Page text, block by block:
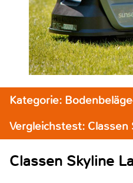
Kategorie:
Vergleichstest: Classen
Classen Skyline